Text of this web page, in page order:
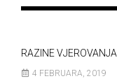
RAZINE VJEROVANJA
4 FEBRUARA, 2019